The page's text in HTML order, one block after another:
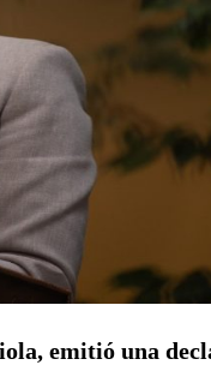
emitió una